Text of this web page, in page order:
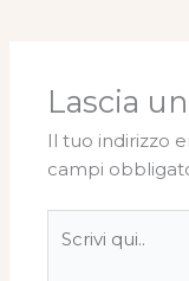
Lascia
Il tuo indirizzo
campi
qui..